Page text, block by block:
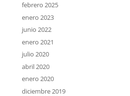
febrero 2025
enero 2023
junio 2022
enero 2021
julio 2020
abril 2020
enero 2020
diciembre 2019